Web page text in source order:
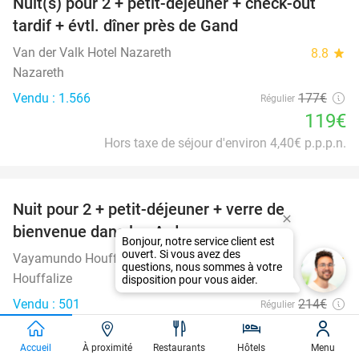
33%
tardif + évtl. dîner près de Gand
Van der Valk Hotel Nazareth 8.8 star
Nazareth
Vendu : 1.566
Régulier 177€
119€
Hors taxe de séjour d'environ 4,40€ p.p.p.n.
Nuit pour 2 + petit-déjeuner + verre de
bienvenue dans les Ardennes
Vayamundo Houffalize 9.1star
Houffalize
Vendu : 501
Régulier 214€
119€
Hors taxe de séjour d'environ 1,40€ p.p.p.n.
Accueil À proximité Restaurants Hôtels Menu